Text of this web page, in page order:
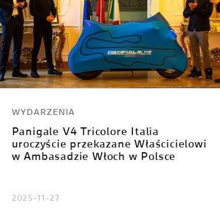
WYDARZENIA
Panigale V4 Tricolore Italia
uroczyście przekazane Właścicielowi
w Ambasadzie Włoch w Polsce
2025-11-27